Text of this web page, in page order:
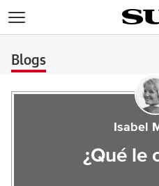
Blogs
Isabel
¿Qué le